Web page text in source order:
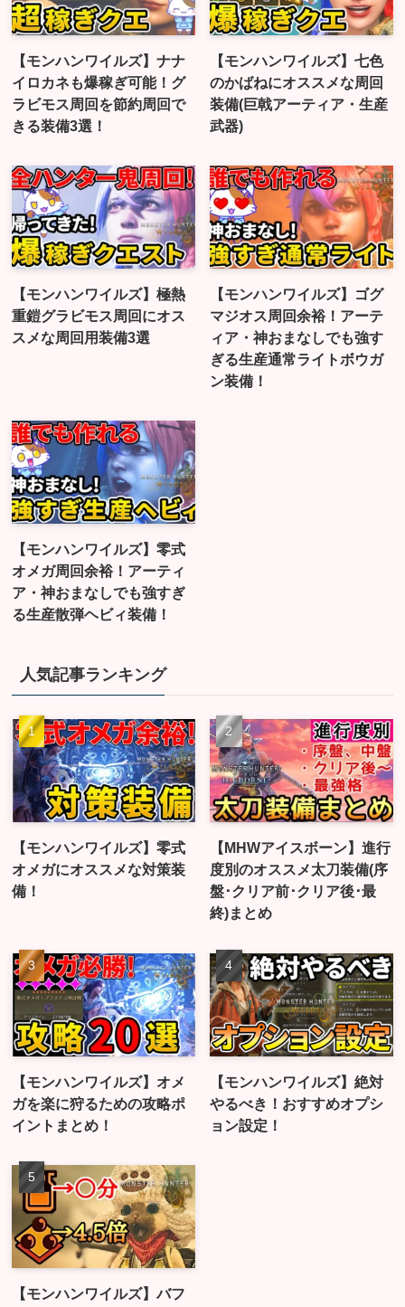
【モンハンワイルズ】ナナ
イロカネも爆稼ぎ可能！グ
ラビモス周回を節約周回で
きる装備3選！
【モンハンワイルズ】七色
のかばねにオススメな周回
装備(巨戟アーティア・生産
武器)
【モンハンワイルズ】極熱
重鎧グラビモス周回にオス
スメな周回用装備3選
【モンハンワイルズ】ゴグ
マジオス周回余裕！アーテ
ィア・神おまなしでも強す
ぎる生産通常ライトボウガ
ン装備！
【モンハンワイルズ】零式
オメガ周回余裕！アーティ
ア・神おまなしでも強すぎ
る生産散弾ヘビィ装備！
人気記事ランキング
【モンハンワイルズ】零式
オメガにオススメな対策装
備！
【MHWアイスボーン】進行
度別のオススメ太刀装備(序
盤･クリア前･クリア後･最
終)まとめ
【モンハンワイルズ】オメ
ガを楽に狩るための攻略ポ
イントまとめ！
【モンハンワイルズ】絶対
やるべき！おすすめオプシ
ョン設定！
【モンハンワイルズ】バフ